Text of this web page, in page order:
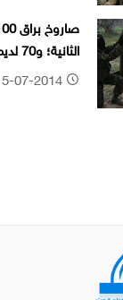
الثانية؛ و70 لديمونا